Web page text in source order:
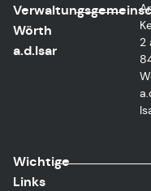
Wörth
a.d.Isar
2
Wichtige
Links